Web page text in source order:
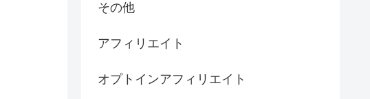
その他
アフィリエイト
オプトインアフィリエイト